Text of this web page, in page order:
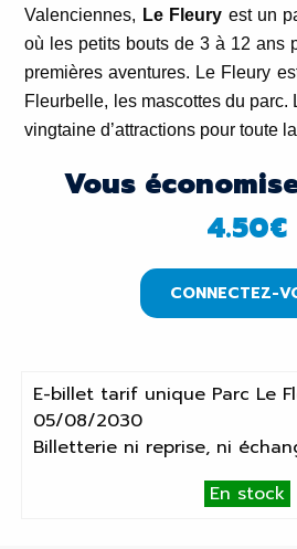
Valenciennes, Le Fleury est un
où les petits bouts de 3 à 12 ans
premières aventures. Le Fleury
Fleurbelle, les mascottes du parc.
vingtaine d’attractions pour toute
Vous
4.50€
CONNECTEZ-
E-billet tarif unique Parc Le
05/08/2030
Billetterie ni reprise, ni
En stock